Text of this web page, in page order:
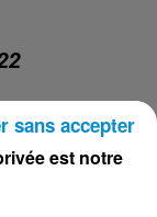
est notre
sans accepter